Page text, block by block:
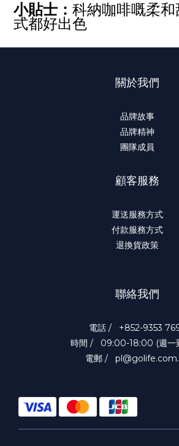
小貼士： 科納咖啡嘅柔
式都好出色
關於我們
品牌故事
品牌精神
團隊成員
顧客服務
運送服務方式
付款服務方式
退換貨政策
聯絡我們
電話 / +852-9353
時間 / 09:00-18:00 (週一
電郵 /